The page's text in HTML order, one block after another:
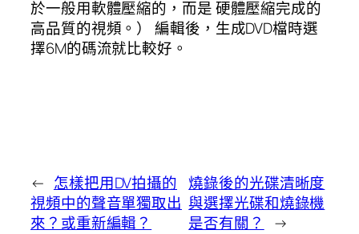
於一般用軟體壓縮的，而是 硬體壓縮完成的
高品質的視頻。） 編輯後，生成DVD檔時選
擇6M的碼流就比較好。
← 怎樣把用DV拍攝的
視頻中的聲音單獨取出
來？或重新編輯？
燒錄後的光碟清晰度
與選擇光碟和燒錄機
是否有關？
→